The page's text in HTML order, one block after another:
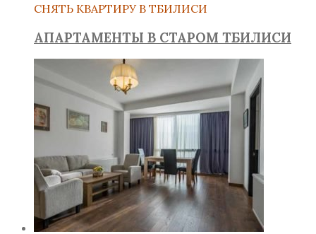
СНЯТЬ КВАРТИРУ В ТБИЛИСИ
АПАРТАМЕНТЫ В СТАРОМ ТБИЛИСИ